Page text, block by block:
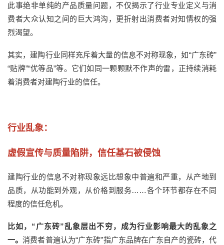
此事绝非单纯的产品质量问题，不仅揭示了行业专业定义与消
费者大众认知之间的巨大鸿沟，更折射出消费者对知情权的强
烈渴望。
其实，建陶行业同样充斥着大量的信息不对称现象，如“广东砖”
“贴牌”“优等品”等。 它们如同一颗颗默不作声的雷 ，正持续消耗
着消费者对建陶行业的信任。
行业乱象：
虚假宣传与质量陷阱，信任基石被侵蚀
建陶行业的信息不对称现象远比想象中普遍和严重，
从产地到
品质，
从功能到外观， 从价格到服务……各个环节都存在不同
程度的信任危机。
比如， “广东砖”乱象层出不穷，成为行业影响最大的乱象之
一。消费者普遍认为“广东砖”指广东品牌在广东自产的瓷砖，代